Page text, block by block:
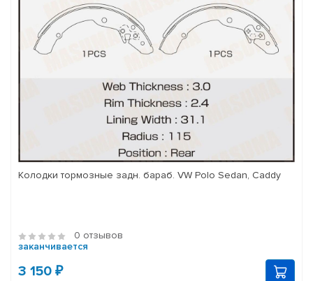
Колодки тормозные задн. бараб. VW Polo Sedan, Caddy
0 отзывов
заканчивается
3 150 ₽